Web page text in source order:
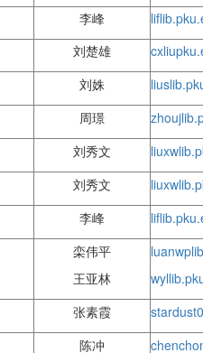
李峰 lif
刘楚雄 cxliu
刘姝 lius
周璟 zhouj
刘秀文 liuxw
刘秀文 liuxw
李峰 lif
栾伟平
王亚林
luanwp
wyl
张素霞
陈冲